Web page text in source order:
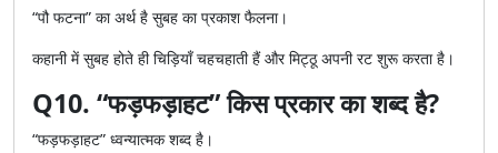
“पौ फटना” का अर्थ है सुबह का प्रकाश फैलना।
कहानी में सुबह होते ही चिड़ियाँ चहचहाती हैं और मिट्ठू अपनी रट शुरू करता है।
Q10. “फड़फड़ाहट” किस प्रकार का शब्द है?
“फड़फड़ाहट” ध्वन्यात्मक शब्द है।